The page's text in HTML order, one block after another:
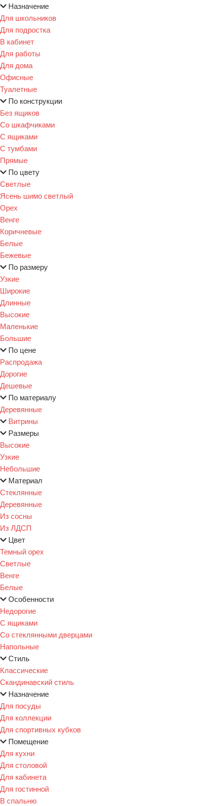
Назначение
Для школьников
Для подростка
В кабинет
Для работы
Для дома
Офисные
Туалетные
По конструкции
Без ящиков
Со шкафчиками
С ящиками
С тумбами
Прямые
По цвету
Светлые
Ясень шимо светлый
Орех
Венге
Коричневые
Белые
Бежевые
По размеру
Узкие
Широкие
Длинные
Высокие
Маленькие
Большие
По цене
Распродажа
Дорогие
Дешевые
По материалу
Деревянные
Витрины
Размеры
Высокие
Узкие
Небольшие
Материал
Стеклянные
Деревянные
Из сосны
Из ЛДСП
Цвет
Темный орех
Светлые
Венге
Белые
Особенности
Недорогие
С ящиками
Со стеклянными дверцами
Напольные
Стиль
Классические
Скандинавский стиль
Назначение
Для посуды
Для коллекции
Для спортивных кубков
Помещение
Для кухни
Для столовой
Для кабинета
Для гостинной
В спальню